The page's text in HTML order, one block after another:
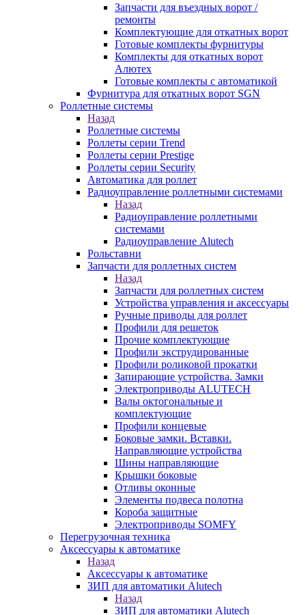
Запчасти для въездных ворот /
ремонты
Комплектующие для откатных ворот
Готовые комплекты фурнитуры
Комплекты для откатных ворот
Алютех
Готовые комплекты с автоматикой
Фурнитура для откатных ворот SGN
Роллетные системы
Назад
Роллетные системы
Роллеты серии Trend
Роллеты серии Prestige
Роллеты серии Security
Автоматика для роллет
Радиоуправление роллетными системами
Назад
Радиоуправление роллетными
системами
Радиоуправление Alutech
Рольставни
Запчасти для роллетных систем
Назад
Запчасти для роллетных систем
Устройства управления и аксессуары
Ручные приводы для роллет
Профили для решеток
Прочие комплектующие
Профили экструдированные
Профили роликовой прокатки
Запирающие устройства. Замки
Электроприводы ALUTECH
Валы октогональные и
комплектующие
Профили концевые
Боковые замки. Вставки.
Направляющие устройства
Шины направляющие
Крышки боковые
Отливы оконные
Элементы подвеса полотна
Короба защитные
Электроприводы SOMFY
Перегрузочная техника
Аксессуары к автоматике
Назад
Аксессуары к автоматике
ЗИП для автоматики Alutech
Назад
ЗИП для автоматики Alutech